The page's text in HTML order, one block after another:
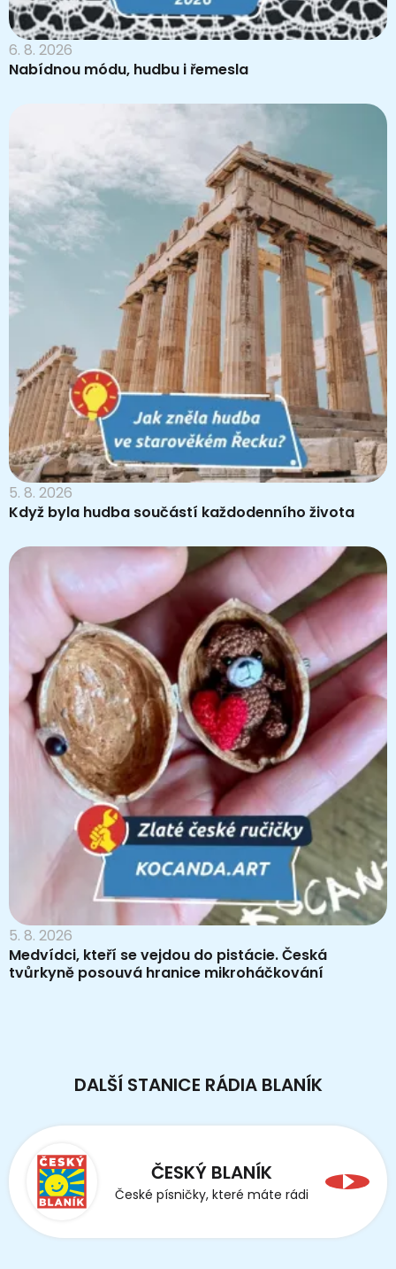
6. 8. 2026
Nabídnou módu, hudbu i řemesla
5. 8. 2026
Když byla hudba součástí každodenního života
5. 8. 2026
Medvídci, kteří se vejdou do pistácie. Česká
tvůrkyně posouvá hranice mikroháčkování
DALŠÍ STANICE RÁDIA BLANÍK
ČESKÝ BLANÍK
České písničky, které máte rádi